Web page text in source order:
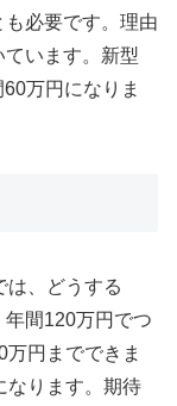
必要です。理由
います。新型
万円になりま
は、どうする
間120万円でつ
円までできま
なります。期待